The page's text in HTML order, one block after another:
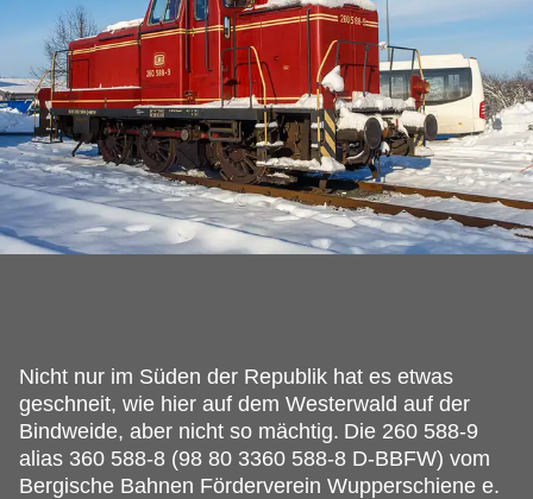
Nicht nur im Süden der Republik hat es etwas
geschneit, wie hier auf dem Westerwald auf der
Bindweide, aber nicht so mächtig. Die 260 588-9
alias 360 588-8 (98 80 3360 588-8 D-BBFW) vom
Bergische Bahnen Förderverein Wupperschiene e.